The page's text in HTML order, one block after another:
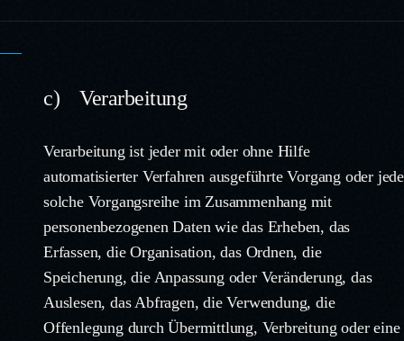
c) Verarbeitung
Verarbeitung ist jeder mit oder ohne Hilfe
automatisierter Verfahren ausgeführte Vorgang oder jede
solche Vorgangsreihe im Zusammenhang mit
personenbezogenen Daten wie das Erheben, das
Erfassen, die Organisation, das Ordnen, die
Speicherung, die Anpassung oder Veränderung, das
Auslesen, das Abfragen, die Verwendung, die
Offenlegung durch Übermittlung, Verbreitung oder eine